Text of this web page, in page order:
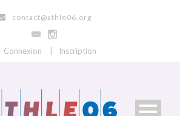
contact@athle06.org
Connexion Inscription